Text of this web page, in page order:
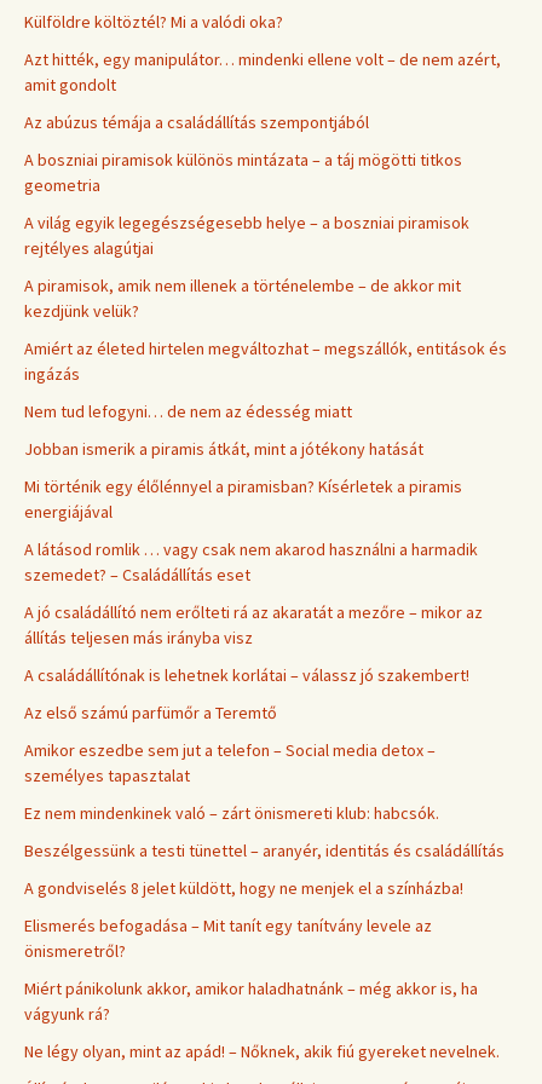
Külföldre költöztél? Mi a valódi oka?
Azt hitték, egy manipulátor… mindenki ellene volt – de nem azért,
amit gondolt
Az abúzus témája a családállítás szempontjából
A boszniai piramisok különös mintázata – a táj mögötti titkos
geometria
A világ egyik legegészségesebb helye – a boszniai piramisok
rejtélyes alagútjai
A piramisok, amik nem illenek a történelembe – de akkor mit
kezdjünk velük?
Amiért az életed hirtelen megváltozhat – megszállók, entitások és
ingázás
Nem tud lefogyni… de nem az édesség miatt
Jobban ismerik a piramis átkát, mint a jótékony hatását
Mi történik egy élőlénnyel a piramisban? Kísérletek a piramis
energiájával
A látásod romlik … vagy csak nem akarod használni a harmadik
szemedet? – Családállítás eset
A jó családállító nem erőlteti rá az akaratát a mezőre – mikor az
állítás teljesen más irányba visz
A családállítónak is lehetnek korlátai – válassz jó szakembert!
Az első számú parfümőr a Teremtő
Amikor eszedbe sem jut a telefon – Social media detox –
személyes tapasztalat
Ez nem mindenkinek való – zárt önismereti klub: habcsók.
Beszélgessünk a testi tünettel – aranyér, identitás és családállítás
A gondviselés 8 jelet küldött, hogy ne menjek el a színházba!
Elismerés befogadása – Mit tanít egy tanítvány levele az
önismeretről?
Miért pánikolunk akkor, amikor haladhatnánk – még akkor is, ha
vágyunk rá?
Ne légy olyan, mint az apád! – Nőknek, akik fiú gyereket nevelnek.